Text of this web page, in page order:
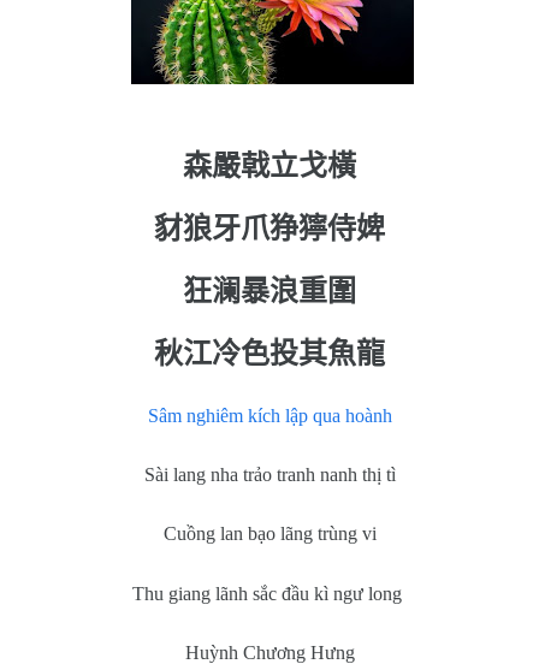
森嚴戟立戈橫
豺狼牙爪狰獰侍婢
狂澜暴浪重圍
秋江冷色投其魚龍
Sâm nghiêm kích lập qua hoành
Sài lang nha trảo tranh nanh thị tì
Cuồng lan bạo lãng trùng vi
Thu giang lãnh sắc đầu kì ngư long
Huỳnh Chương Hưng